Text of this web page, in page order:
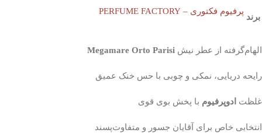
برند
پرفیوم فکتوری – PERFUME FACTORY
الهام‌گرفته از عطر نیش Megamare Orto Parisi
رایحه دریایی، نمکی و چوبی با حس خنک عمیق
غلظت ادوپرفیوم با پخش بوی قوی
انتخابی خاص برای آقایان جسور و متفاوت‌پسند